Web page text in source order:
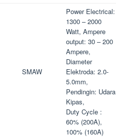
SMAW
Power Electrical:
1300 – 2000
Watt, Ampere
output: 30 – 200
Ampere,
Diameter
Elektroda: 2.0-
5.0mm,
Pendingin: Udara
Kipas,
Duty Cycle :
60% (200A),
100% (160A)